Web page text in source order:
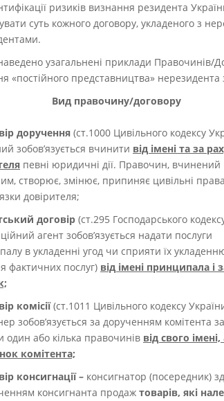
ризиків визнання резидента
суть кожного договору, укладеного з
узагальнені приклади Правочинів/
«постійного представництва» нерезидента
Вид правочину/договору
доручення (ст.1000 Цивільного кодексу
зобов’язується вчинити від імені та за
певні юридичні дії. Правочин, вчинений
створює, змінює, припиняє цивільні права
довірителя;
договір (ст.295 Господарського
агент зобов’язується надати послуги
в укладенні угод чи сприяти їх
фактичних послуг) від імені принципала і
комісії(ст.1011 Цивільного кодексу
зобов’язується за дорученням комітента
один або кілька правочинів від свого
комітента;
консигнації – консигнатор (посередник)
консигнанта продаж товарів, які